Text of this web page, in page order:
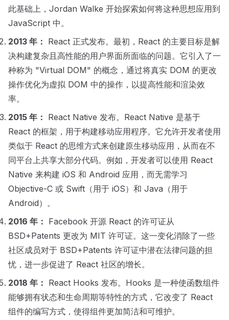
此基础上，Jordan Walke 开始探索如何将这种思想应用到
JavaScript 中。
2013 年： React 正式发布。最初，React 的主要目标是解
决构建复杂且高性能的用户界面所面临的问题。它引入了一
种称为 "Virtual DOM" 的概念，通过将真实 DOM 的更改
操作优化为虚拟 DOM 中的操作，以提高性能和渲染效
率。
2015 年： React Native 发布。React Native 是基于
React 的框架，用于构建移动应用程序。它允许开发者使用
类似于 React 的思维方式来创建原生移动应用，从而在不
同平台上共享大部分代码。例如，开发者可以使用 React
Native 来构建 iOS 和 Android 应用，而无需学习
Objective-C 或 Swift（用于 iOS）和 Java（用于
Android）。
2016 年： Facebook 开源 React 的许可证从
BSD+Patents 更改为 MIT 许可证。这一变化消除了一些
社区成员对于 BSD+Patents 许可证中潜在法律问题的担
忧，进一步促进了 React 社区的增长。
2018 年： React Hooks 发布。Hooks 是一种使函数组件
能够拥有状态和生命周期等特性的方式，它改变了 React
组件的编写方式，使得组件更加简洁和可维护。